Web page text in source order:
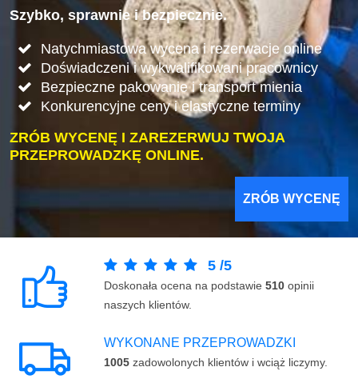
Szybko, sprawnie i bezpiecznie.
Natychmiastowa wycena i rezerwacje online
Doświadczeni i wykwalifikowani pracownicy
Bezpieczne pakowanie i transport mienia
Konkurencyjne ceny i elastyczne terminy
ZRÓB WYCENĘ I ZAREZERWUJ TWOJA
PRZEPROWADZKĘ ONLINE.
ZRÓB WYCENĘ
5 /5
Doskonała ocena na podstawie 510 opinii
naszych klientów.
WYKONANE PRZEPROWADZKI
1005 zadowolonych klientów i wciąż liczymy.